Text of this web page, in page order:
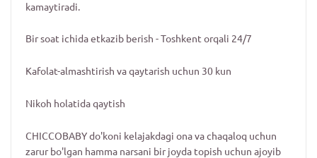
kamaytiradi.
Bir soat ichida etkazib berish - Toshkent orqali 24/7
Kafolat-almashtirish va qaytarish uchun 30 kun
Nikoh holatida qaytish
CHICCOBABY do'koni kelajakdagi ona va chaqaloq uchun
zarur bo'lgan hamma narsani bir joyda topish uchun ajoyib